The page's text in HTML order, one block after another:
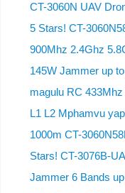
CT-3060N UAV
5 Stars! CT-
900Mhz 2.4Ghz
145W Jammer up
magulu RC
L1 L2 Mphamvu
1000m CT-
Stars! CT-3076B-
Jammer 6 Bands